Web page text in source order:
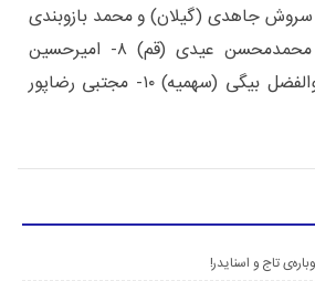
(مازنردان) ۵- سروش جاهدی (گیلان) و محمد بازوبندی
(خراسان رضوی) ۷- محمدمحسن عیدی (قم) ۸- امیرحسین
فتحی (لرستان) ۹- ابوالفضل بیگی (سهمیه) ۱۰- مجتبی رضاپور
تاج و اسنایدر!